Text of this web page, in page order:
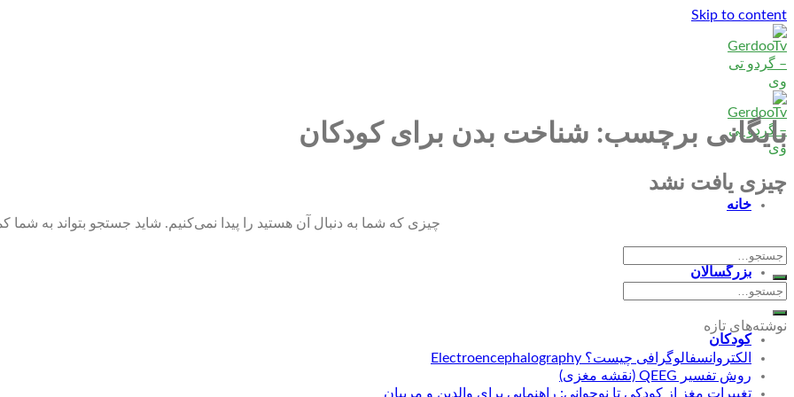
Skip to content
خانه
بزرگسالان
کودکان
بایگانی برچسب: شناخت بدن برای کودکان
چیزی یافت نشد
چیزی که شما به دنبال آن هستید را پیدا نمی‌کنیم. شاید جستجو بتواند به شما
نوشته‌های تازه
الکتروانسفالوگرافی چیست؟ Electroencephalography
روش تفسیر QEEG (نقشه مغزی)
تغییرات مغز از کودکی تا نوجوانی: راهنمایی برای والدین و مربیان